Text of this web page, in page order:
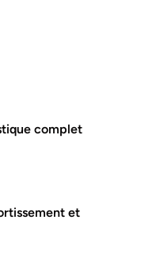
complet
et